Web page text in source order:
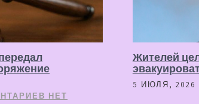
НЕТ
Жителей
5 ИЮЛЯ, 2026